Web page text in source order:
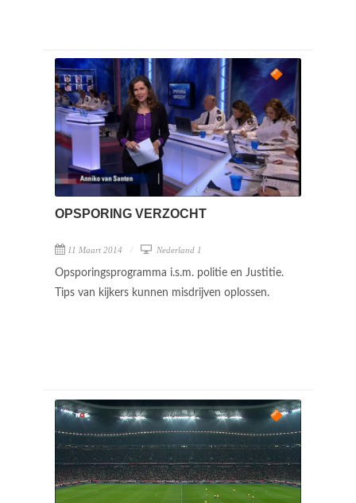
OPSPORING VERZOCHT
11 Maart 2014 Nederland 1
Opsporingsprogramma i.s.m. politie en Justitie.
Tips van kijkers kunnen misdrijven oplossen.